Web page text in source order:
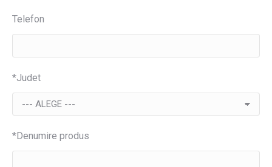
Telefon
*Judet
*Denumire produs